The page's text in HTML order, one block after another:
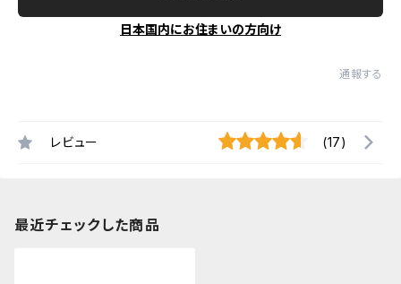
日本国内にお住まいの方向け
通報する
レビュー (17)
最近チェックした商品